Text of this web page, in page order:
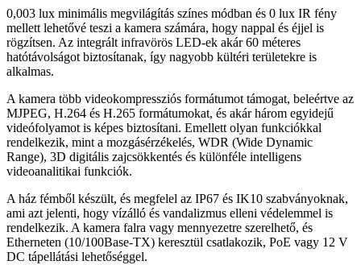
0,003 lux minimális megvilágítás színes módban és 0 lux IR fény
mellett lehetővé teszi a kamera számára, hogy nappal és éjjel is
rögzítsen. Az integrált infravörös LED-ek akár 60 méteres
hatótávolságot biztosítanak, így nagyobb kültéri területekre is
alkalmas.
A kamera több videokompressziós formátumot támogat, beleértve az
MJPEG, H.264 és H.265 formátumokat, és akár három egyidejű
videófolyamot is képes biztosítani. Emellett olyan funkciókkal
rendelkezik, mint a mozgásérzékelés, WDR (Wide Dynamic
Range), 3D digitális zajcsökkentés és különféle intelligens
videoanalitikai funkciók.
A ház fémből készült, és megfelel az IP67 és IK10 szabványoknak,
ami azt jelenti, hogy vízálló és vandalizmus elleni védelemmel is
rendelkezik. A kamera falra vagy mennyezetre szerelhető, és
Etherneten (10/100Base-TX) keresztül csatlakozik, PoE vagy 12 V
DC tápellátási lehetőséggel.